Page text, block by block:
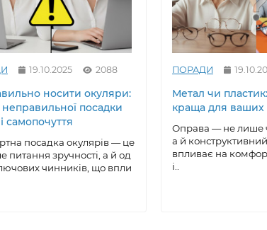
19.10.2025 2088
носити окуляри:
посадки
самопочуття
посадка окулярів — це
питання зручності, а й од
чинників, що впли
ПОРАДИ
Метал чи
краща для ваших
Оправа — не лише
а й
впливає на
і..